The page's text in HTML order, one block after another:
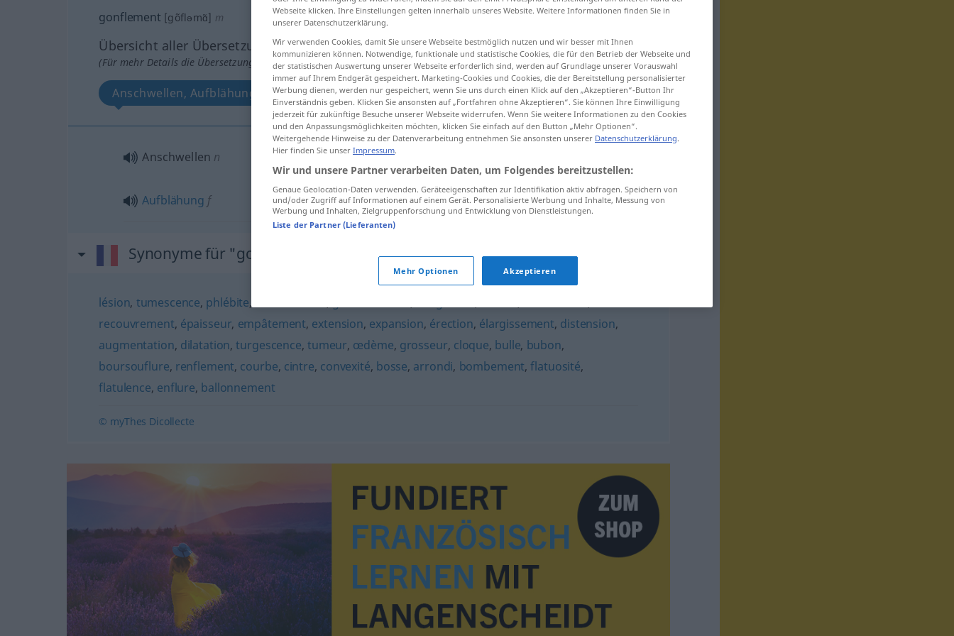
gonflement [gõfləmɑ̃] m
Übersicht aller Übersetzungen
(Für mehr Details die Übersetzung anklicken/antippen)
Anschwellen, Aufblähung
Anschwellen n
Aufblähung f gonflementa. ÉCON
Synonyme für "gonflement"
lésion, tumescence, phlébite,
recouvrement, épaisseur, empâtement, extension, expansion, érection, élargissement, distension,
augmentation, dilatation,turgescence, tumeur, œdème, grosseur, cloque, bulle, bubon,
boursouflure, renflement, courbe, cintre, convexité, bosse, arrondi, bombement,flatuosité,
flatulence, enflure, ballonnement
© myThes Dicollecte
Webseite klicken. Ihre Einstellungen gelten innerhalb unseres Website. Weitere Informationen finden Sie in
unserer Datenschutzerklärung.
Wir verwenden Cookies, damit Sie unsere Webseite bestmöglich nutzen und wir besser mit Ihnen
kommunizieren können. Notwendige, funktionale und statistische Cookies, die für den Betrieb der Webseite und
der statistischen Auswertung unserer Webseite erforderlich sind, werden auf Grundlage unserer Vorauswahl
immer auf Ihrem Endgerät gespeichert. Marketing-Cookies und Cookies, die der Bereitstellung personalisierter
Werbung dienen, werden nur gespeichert, wenn Sie uns durch einen Klick auf den „Akzeptieren“-Button Ihr
Einverständnis geben. Klicken Sie ansonsten auf „Fortfahren ohne Akzeptieren“. Sie können Ihre Einwilligung
jederzeit für zukünftige Besuche unserer Webseite widerrufen. Wenn Sie weitere Informationen zu den Cookies
und den Anpassungsmöglichkeiten möchten, klicken Sie einfach auf den Button „Mehr Optionen“.
Weitergehende Hinweise zu der Datenverarbeitung entnehmen Sie ansonsten unserer Datenschutzerklärung.
Hier finden Sie unser Impressum.
Wir und unsere Partner verarbeiten Daten, um Folgendes bereitzustellen:
Genaue Geolocation-Daten verwenden. Geräteeigenschaften zur Identifikation aktiv abfragen. Speichern von
und/oder Zugriff auf Informationen auf einem Gerät. Personalisierte Werbung und Inhalte, Messung von
Werbung und Inhalten, Zielgruppenforschung und Entwicklung von Dienstleistungen.
Liste der Partner (Lieferanten)
Mehr Optionen Akzeptieren